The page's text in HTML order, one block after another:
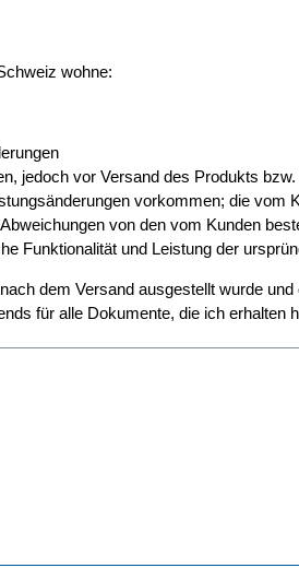
wohne:
jedoch vor Versand des Produkts
vorkommen; die vom
von den vom Kunden
Funktionalität und Leistung der
dem Versand ausgestellt wurde
für alle Dokumente, die ich erhalten